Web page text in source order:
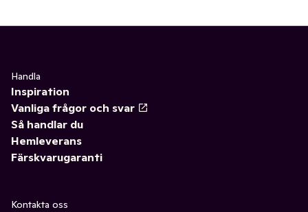
Handla
Inspiration
Vanliga frågor och svar
Så handlar du
Hemleverans
Färskvarugaranti
Kontakta oss